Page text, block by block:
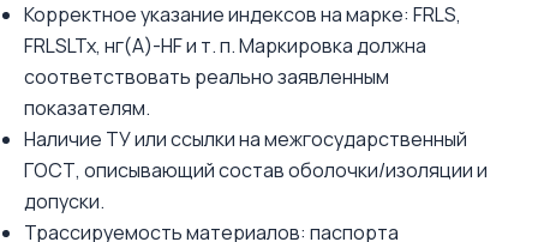
Корректное указание индексов на марке: FRLS,
FRLSLTx, нг(A)-HF и т. п. Маркировка должна
соответствовать реально заявленным
показателям.
Наличие ТУ или ссылки на межгосударственный
ГОСТ, описывающий состав оболочки/изоляции и
допуски.
Трассируемость материалов: паспорта